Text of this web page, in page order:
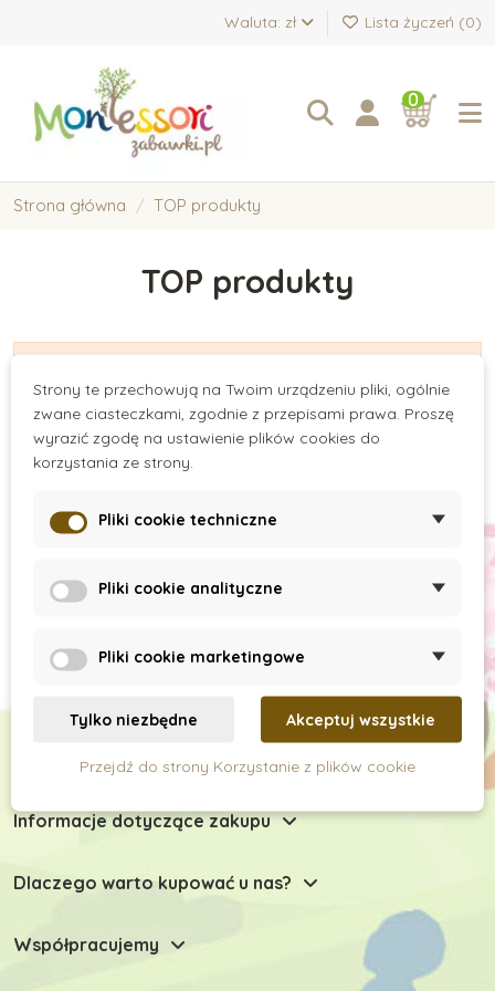
Waluta: zł Lista życzeń (0)
0
Strona główna TOP produkty
TOP produkty
Subskrypcja newslettera
Chętnie Państwu doradzimy
Informacje dotyczące zakupu
Dlaczego warto kupować u nas?
Współpracujemy
Strony te przechowują na Twoim urządzeniu pliki, ogólnie
zwane ciasteczkami, zgodnie z przepisami prawa. Proszę
wyrazić zgodę na ustawienie plików cookies do
korzystania ze strony.
Pliki cookie techniczne
Pliki cookie analityczne
Pliki cookie marketingowe
Tylko niezbędne Akceptuj wszystkie
Przejdź do strony Korzystanie z plików cookie